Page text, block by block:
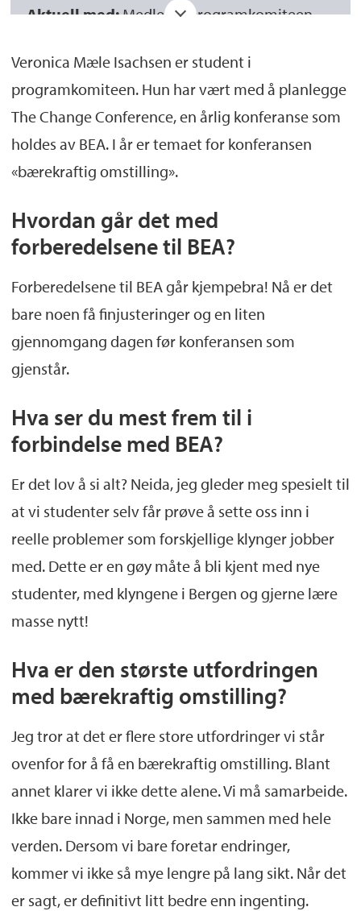
Aktuell med:Medlem i programkomiteen
Veronica Mæle Isachsen er student i
programkomiteen. Hun har vært med å planlegge
The Change Conference, en årlig konferanse som
holdes av BEA. I år er temaet for konferansen
«bærekraftig omstilling».
Hvordan går det med
forberedelsene til BEA?
Forberedelsene til BEA går kjempebra! Nå er det
bare noen få finjusteringer og en liten
gjennomgang dagen før konferansen som
gjenstår.
Hva ser du mest frem til i
forbindelse med BEA?
Er det lov å si alt? Neida, jeg gleder meg spesielt til
at vi studenter selv får prøve å sette oss inn i
reelle problemer som forskjellige klynger jobber
med. Dette er en gøy måte å bli kjent med nye
studenter, med klyngene i Bergen og gjerne lære
masse nytt!
Hva er den største utfordringen
med bærekraftig omstilling?
Jeg tror at det er flere store utfordringer vi står
ovenfor for å få en bærekraftig omstilling. Blant
annet klarer vi ikke dette alene. Vi må samarbeide.
Ikke bare innad i Norge, men sammen med hele
verden. Dersom vi bare foretar endringer,
kommer vi ikke så mye lengre på lang sikt. Når det
er sagt, er definitivt litt bedre enn ingenting.